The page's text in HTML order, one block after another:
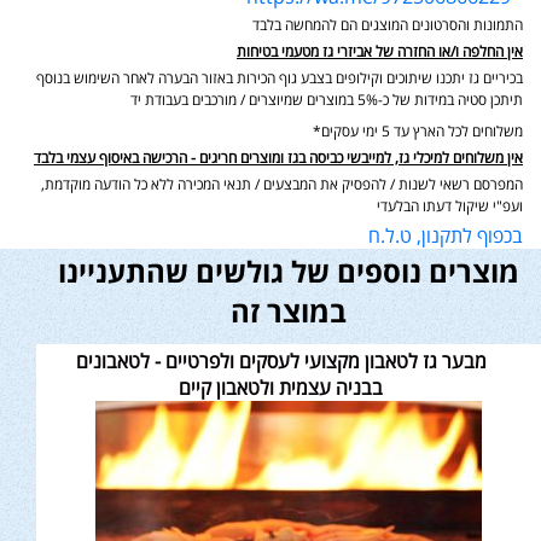
התמונות והסרטונים המוצגים הם להמחשה בלבד
אין החלפה ו/או החזרה של אביזרי גז מטעמי בטיחות
בכיריים גז יתכנו שיתוכים וקילופים בצבע גוף הכירות באזור הבערה לאחר השימוש בנוסף
תיתכן סטיה במידות של כ-5% במוצרים שמיוצרים / מורכבים בעבודת יד
משלוחים לכל הארץ עד 5 ימי עסקים*
אין משלוחים למיכלי גז, למייבשי כביסה בגז ומוצרים חריגים - הרכישה באיסוף עצמי בלבד
המפרסם רשאי לשנות / להפסיק את המבצעים / תנאי המכירה ללא כל הודעה מוקדמת,
ועפ"י שיקול דעתו הבלעדי
בכפוף לתקנון, ט.ל.ח
מוצרים נוספים של גולשים שהתעניינו
במוצר זה
מבער גז לטאבון מקצועי לעסקים ולפרטיים - לטאבונים
בבניה עצמית ולטאבון קיים